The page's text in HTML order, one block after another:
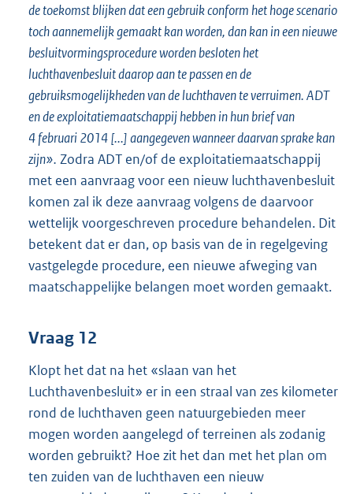
de toekomst blijken dat een gebruik conform het hoge scenario
toch aannemelijk gemaakt kan worden, dan kan in een nieuwe
besluitvormingsprocedure worden besloten het
luchthavenbesluit daarop aan te passen en de
gebruiksmogelijkheden van de luchthaven te verruimen. ADT
en de exploitatiemaatschappij hebben in hun brief van
4 februari 2014 [...] aangegeven wanneer daarvan sprake kan
zijn». Zodra ADT en/of de exploitatiemaatschappij
met een aanvraag voor een nieuw luchthavenbesluit
komen zal ik deze aanvraag volgens de daarvoor
wettelijk voorgeschreven procedure behandelen. Dit
betekent dat er dan, op basis van de in regelgeving
vastgelegde procedure, een nieuwe afweging van
maatschappelijke belangen moet worden gemaakt.
Vraag 12
Klopt het dat na het «slaan van het
Luchthavenbesluit» er in een straal van zes kilometer
rond de luchthaven geen natuurgebieden meer
mogen worden aangelegd of terreinen als zodanig
worden gebruikt? Hoe zit het dan met het plan om
ten zuiden van de luchthaven een nieuw